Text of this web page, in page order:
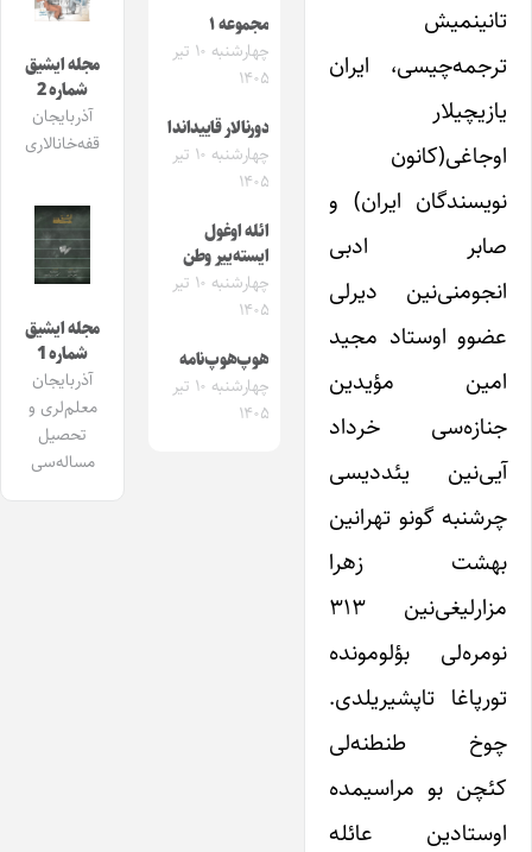
تانینمیش
ترجمه‌چیسی، ایران
یازیچیلار
اوجاغی‌(کانون
نویسندگان ایران) و
صابر ادبی
انجومنی‌نین دیرلی
عضوو اوستاد مجید
امین مؤیدین
جنازه‌سی خرداد
آیی‌نین یئددیسی
چرشنبه گونو تهرانین
بهشت زهرا
مزارلیغی‌نین ۳۱۳
نومره‌لی بؤلومونده
تورپاغا تاپشیریلدی.
چوخ طنطنه‌لی
کئچن بو مراسیمده
اوستادین عائله
مجموعه ۱
چهارشنبه ۱۰ تیر
۱۴۰۵
دورنالار قاییداندا
چهارشنبه ۱۰ تیر
۱۴۰۵
ائله اوغول
ایسته‌ییر وطن
چهارشنبه ۱۰ تیر
۱۴۰۵
هوپ‌هوپ‌نامه
چهارشنبه ۱۰ تیر
۱۴۰۵
مجله ایشیق
شماره 2
آذربایجان
قفه‌خانالاری
مجله ایشیق
شماره 1
آذربایجان
معلم‌لری و
تحصیل
مساله‌سی